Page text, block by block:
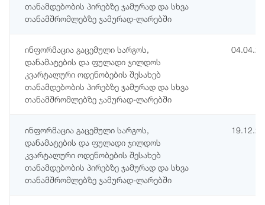
თანამდებობის პირებზე ჯამურად და სხვა
თანამშრომლებზე ჯამურად-ლარებში
ინფორმაცია გაცემული სარგოს,
დანამატების და ფულადი ჯილდოს
კვარტალური ოდენობების შესახებ
თანამდებობის პირებზე ჯამურად და სხვა
თანამშრომლებზე ჯამურად-ლარებში
ინფორმაცია გაცემული სარგოს,
დანამატების და ფულადი ჯილდოს
კვარტალური ოდენობების შესახებ
თანამდებობის პირებზე ჯამურად და სხვა
თანამშრომლებზე ჯამურად-ლარებში